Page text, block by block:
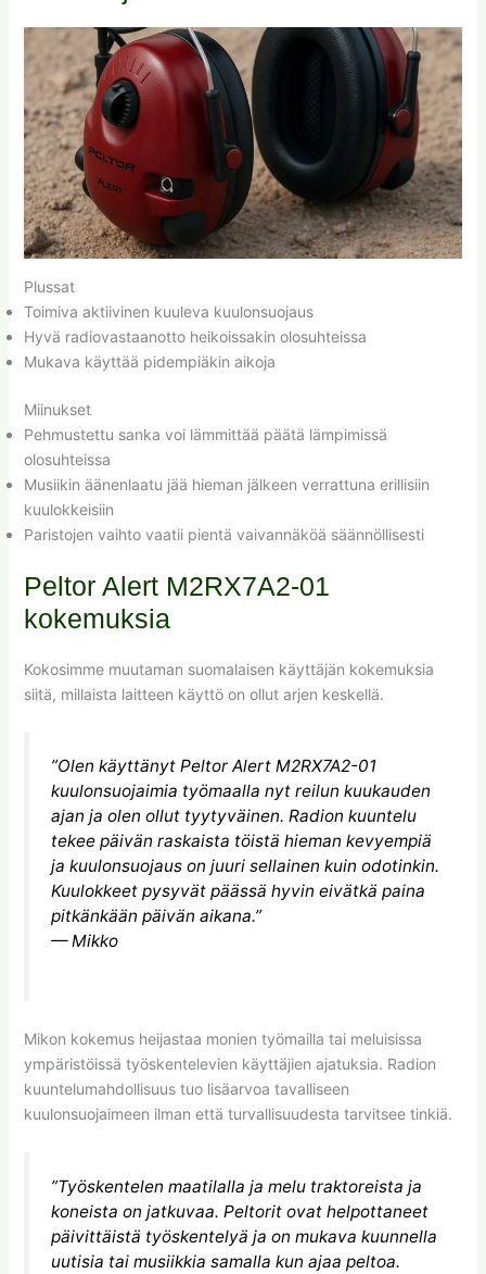
Plussat
Toimiva aktiivinen kuuleva kuulonsuojaus
Hyvä radiovastaanotto heikoissakin olosuhteissa
Mukava käyttää pidempiäkin aikoja
Miinukset
Pehmustettu sanka voi lämmittää päätä lämpimissä
olosuhteissa
Musiikin äänenlaatu jää hieman jälkeen verrattuna erillisiin
kuulokkeisiin
Paristojen vaihto vaatii pientä vaivannäköä säännöllisesti
Peltor Alert M2RX7A2-01
kokemuksia
Kokosimme muutaman suomalaisen käyttäjän kokemuksia
siitä, millaista laitteen käyttö on ollut arjen keskellä.
”Olen käyttänyt Peltor Alert M2RX7A2-01
kuulonsuojaimia työmaalla nyt reilun kuukauden
ajan ja olen ollut tyytyväinen. Radion kuuntelu
tekee päivän raskaista töistä hieman kevyempiä
ja kuulonsuojaus on juuri sellainen kuin odotinkin.
Kuulokkeet pysyvät päässä hyvin eivätkä paina
pitkänkään päivän aikana.”
— Mikko
Mikon kokemus heijastaa monien työmailla tai meluisissa
ympäristöissä työskentelevien käyttäjien ajatuksia. Radion
kuuntelumahdollisuus tuo lisäarvoa tavalliseen
kuulonsuojaimeen ilman että turvallisuudesta tarvitsee tinkiä.
”Työskentelen maatilalla ja melu traktoreista ja
koneista on jatkuvaa. Peltorit ovat helpottaneet
päivittäistä työskentelyä ja on mukava kuunnella
uutisia tai musiikkia samalla kun ajaa peltoa.